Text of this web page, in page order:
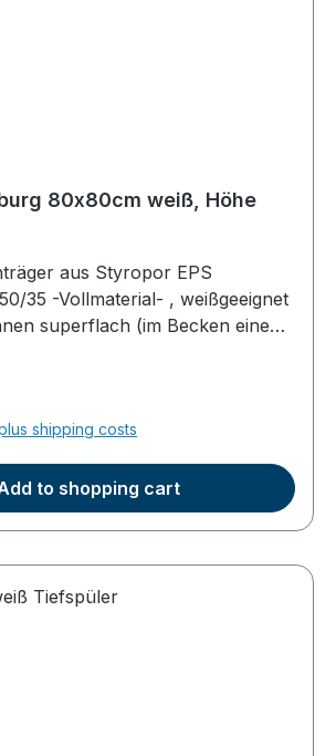
80x80cm weiß, Höhe
aus Styropor EPS
35 -Vollmaterial- , weißgeeignet
superflach (im Becken eine
für die
wie abgebildet (kann aber
geändert werden)einfache
vollflächige
verwenden)
shipping costs
to shopping cart